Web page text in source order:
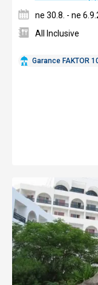
Garance FAKTOR
ne 30.8. - ne
All Inclusive